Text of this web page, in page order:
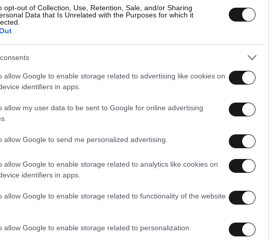
opt-out of Collection, Use, Retention, Sale, and/or Sharing
Data that Is Unrelated with the Purposes for which it
allow Google to enable storage related to advertising like cookies on
identifiers in apps.
allow my user data to be sent to Google for online advertising
allow Google to send me personalized advertising.
allow Google to enable storage related to analytics like cookies on
identifiers in apps.
allow Google to enable storage related to functionality of the website
allow Google to enable storage related to personalization.
απαιτώντας οικονομικές και πολιτικές
άμεσα τις κατηγορίες και ανακοίνωσε ότι θα
διαδηλώσεις στις 9 Ιουνίου.
η έδρα της JAAC σφραγίστηκε την Κυριακή
συγκεντρώσεων
στο υπό πακιστανική διοίκηση Κασμίρ.
καθώς οι δυνάμεις ασφαλείας
οι κάτοικοι έσπευσαν στα καταστήματα
με προμήθειες ενόψει των
μέτρων lockdown, σύμφωνα με